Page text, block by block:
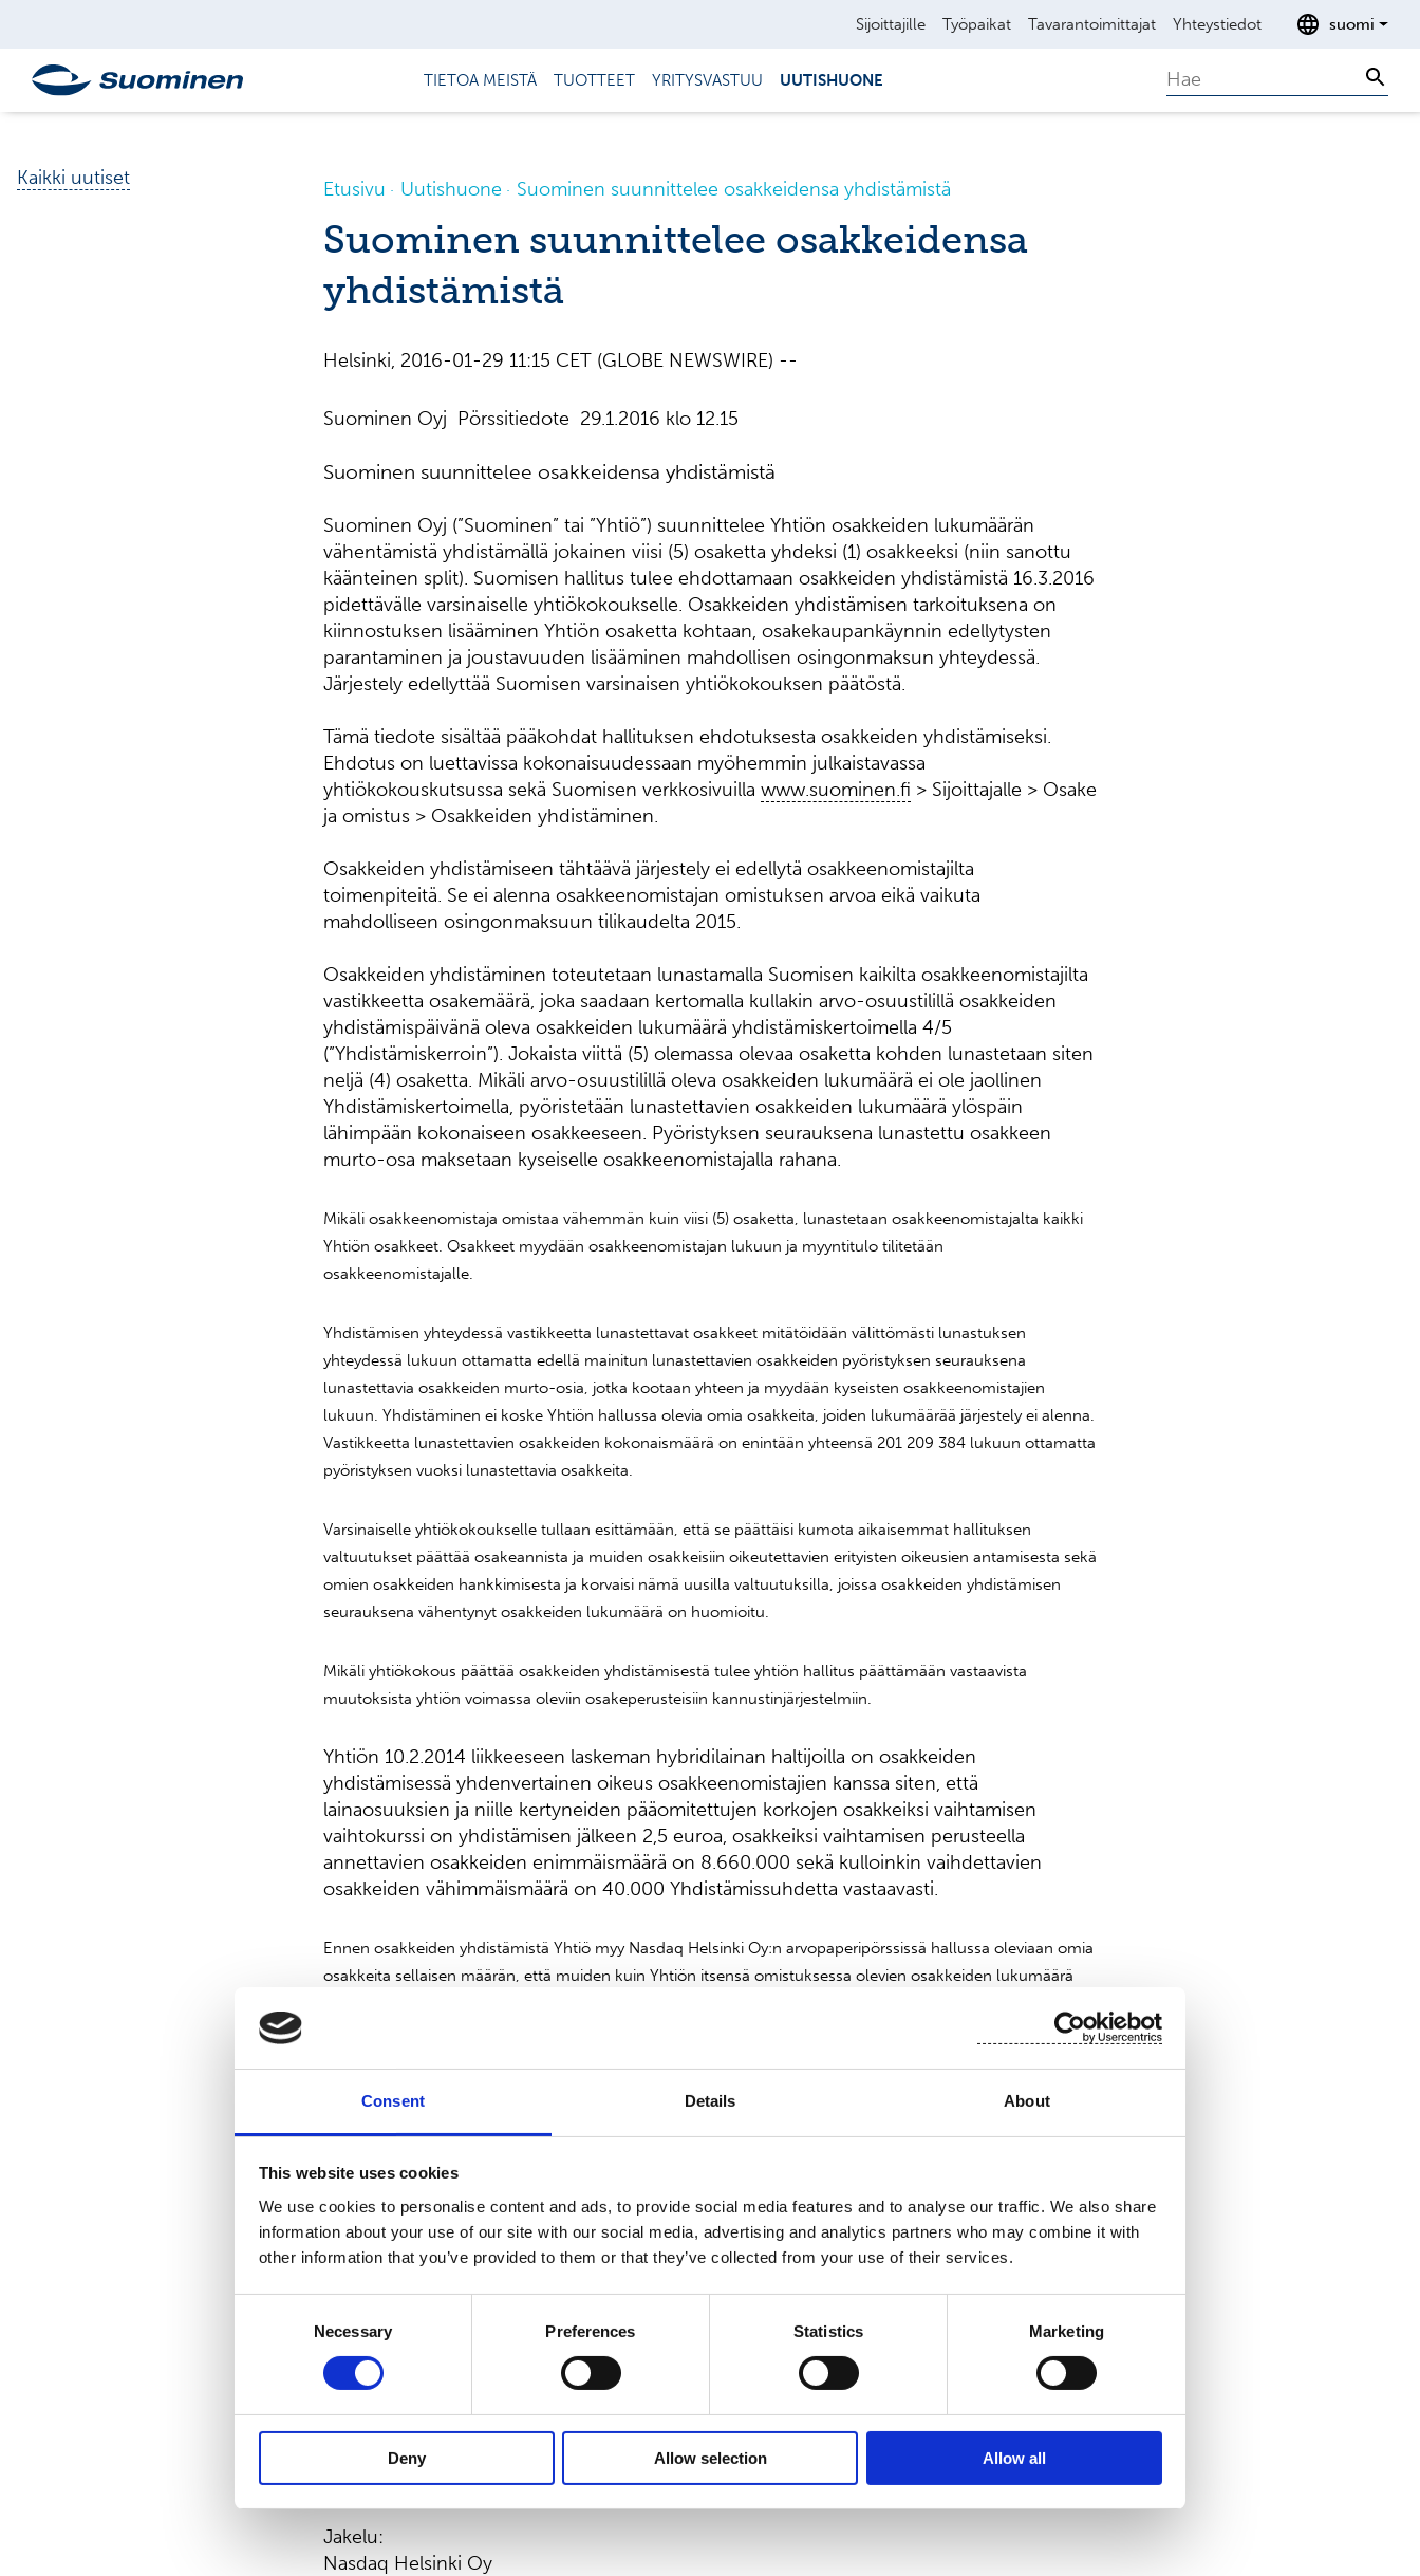
Consent Details About
This website uses cookies
We use cookies to personalise content and ads, to provide social media features and to analyse our traffic. We also share
information about your use of our site with our social media, advertising and analytics partners who may combine it with
other information that you’ve provided to them or that they’ve collected from your use of their services.
Necessary Preferences Statistics Marketing
Deny Allow selection Allow all
Sijoittajille Työpaikat Tavarantoimittajat Yhteystiedot suomi
TIETOA MEISTÄ TUOTTEET YRITYSVASTUU UUTISHUONE Search
Kaikki uutiset Etusivu Uutishuone Suominen suunnittelee osakkeidensa yhdistämistä
Suominen suunnittelee osakkeidensa
yhdistämistä
Helsinki, 2016-01-29 11:15 CET (GLOBE NEWSWIRE) --
Suominen Oyj Pörssitiedote 29.1.2016 klo 12.15
Suominen suunnittelee osakkeidensa yhdistämistä
Suominen Oyj (”Suominen” tai ”Yhtiö”) suunnittelee Yhtiön osakkeiden lukumäärän
vähentämistä yhdistämällä jokainen viisi (5) osaketta yhdeksi (1) osakkeeksi (niin sanottu
käänteinen split). Suomisen hallitus tulee ehdottamaan osakkeiden yhdistämistä 16.3.2016
pidettävälle varsinaiselle yhtiökokoukselle. Osakkeiden yhdistämisen tarkoituksena on
kiinnostuksen lisääminen Yhtiön osaketta kohtaan, osakekaupankäynnin edellytysten
parantaminen ja joustavuuden lisääminen mahdollisen osingonmaksun yhteydessä.
Järjestely edellyttää Suomisen varsinaisen yhtiökokouksen päätöstä.
Tämä tiedote sisältää pääkohdat hallituksen ehdotuksesta osakkeiden yhdistämiseksi.
Ehdotus on luettavissa kokonaisuudessaan myöhemmin julkaistavassa
yhtiökokouskutsussa sekä Suomisen verkkosivuilla www.suominen.fi > Sijoittajalle > Osake
ja omistus > Osakkeiden yhdistäminen.
Osakkeiden yhdistämiseen tähtäävä järjestely ei edellytä osakkeenomistajilta
toimenpiteitä. Se ei alenna osakkeenomistajan omistuksen arvoa eikä vaikuta
mahdolliseen osingonmaksuun tilikaudelta 2015.
Osakkeiden yhdistäminen toteutetaan lunastamalla Suomisen kaikilta osakkeenomistajilta
vastikkeetta osakemäärä, joka saadaan kertomalla kullakin arvo-osuustilillä osakkeiden
yhdistämispäivänä oleva osakkeiden lukumäärä yhdistämiskertoimella 4/5
(”Yhdistämiskerroin”). Jokaista viittä (5) olemassa olevaa osaketta kohden lunastetaan siten
neljä (4) osaketta. Mikäli arvo-osuustilillä oleva osakkeiden lukumäärä ei ole jaollinen
Yhdistämiskertoimella, pyöristetään lunastettavien osakkeiden lukumäärä ylöspäin
lähimpään kokonaiseen osakkeeseen. Pyöristyksen seurauksena lunastettu osakkeen
murto-osa maksetaan kyseiselle osakkeenomistajalla rahana.
Mikäli osakkeenomistaja omistaa vähemmän kuin viisi (5) osaketta, lunastetaan osakkeenomistajalta kaikki
Yhtiön osakkeet. Osakkeet myydään osakkeenomistajan lukuun ja myyntitulo tilitetään
osakkeenomistajalle.
Yhdistämisen yhteydessä vastikkeetta lunastettavat osakkeet mitätöidään välittömästi lunastuksen
yhteydessä lukuun ottamatta edellä mainitun lunastettavien osakkeiden pyöristyksen seurauksena
lunastettavia osakkeiden murto-osia, jotka kootaan yhteen ja myydään kyseisten osakkeenomistajien
lukuun. Yhdistäminen ei koske Yhtiön hallussa olevia omia osakkeita, joiden lukumäärää järjestely ei alenna.
Vastikkeetta lunastettavien osakkeiden kokonaismäärä on enintään yhteensä 201 209 384 lukuun ottamatta
pyöristyksen vuoksi lunastettavia osakkeita.
Varsinaiselle yhtiökokoukselle tullaan esittämään, että se päättäisi kumota aikaisemmat hallituksen
valtuutukset päättää osakeannista ja muiden osakkeisiin oikeutettavien erityisten oikeusien antamisesta sekä
omien osakkeiden hankkimisesta ja korvaisi nämä uusilla valtuutuksilla, joissa osakkeiden yhdistämisen
seurauksena vähentynyt osakkeiden lukumäärä on huomioitu.
Mikäli yhtiökokous päättää osakkeiden yhdistämisestä tulee yhtiön hallitus päättämään vastaavista
muutoksista yhtiön voimassa oleviin osakeperusteisiin kannustinjärjestelmiin.
Yhtiön 10.2.2014 liikkeeseen laskeman hybridilainan haltijoilla on osakkeiden
yhdistämisessä yhdenvertainen oikeus osakkeenomistajien kanssa siten, että
lainaosuuksien ja niille kertyneiden pääomitettujen korkojen osakkeiksi vaihtamisen
vaihtokurssi on yhdistämisen jälkeen 2,5 euroa, osakkeiksi vaihtamisen perusteella
annettavien osakkeiden enimmäismäärä on 8.660.000 sekä kulloinkin vaihdettavien
osakkeiden vähimmäismäärä on 40.000 Yhdistämissuhdetta vastaavasti.
Ennen osakkeiden yhdistämistä Yhtiö myy Nasdaq Helsinki Oy:n arvopaperipörssissä hallussa oleviaan omia
osakkeita sellaisen määrän, että muiden kuin Yhtiön itsensä omistuksessa olevien osakkeiden lukumäärä
oikeutetuille osakkeenomistajille arviolta 31.3.2016.
Hallitus
Lisätietoja: Tapio Engström, talousjohtaja, p. 010 214 300
Jakelu:
Nasdaq Helsinki Oy